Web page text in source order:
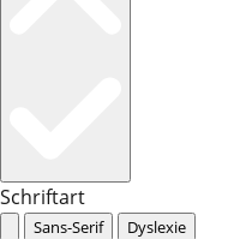
Schriftart
Sans-Serif Dyslexie